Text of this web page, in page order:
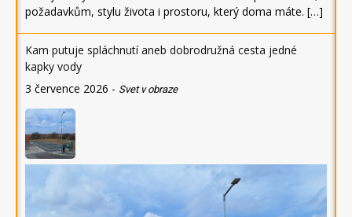
požadavkům, stylu života i prostoru, který doma máte. […]
Kam putuje spláchnutí aneb dobrodružná cesta jedné
kapky vody
3 července 2026 - Svet v obraze